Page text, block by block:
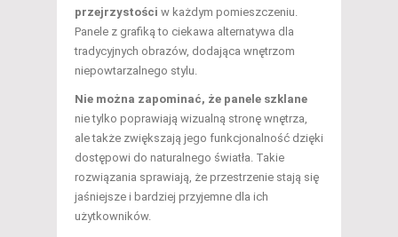
przejrzystości w każdym pomieszczeniu.
Panele z grafiką to ciekawa alternatywa dla
tradycyjnych obrazów, dodająca wnętrzom
niepowtarzalnego stylu.
Nie można zapominać, że panele szklane
nie tylko poprawiają wizualną stronę wnętrza,
ale także zwiększają jego funkcjonalność dzięki
dostępowi do naturalnego światła. Takie
rozwiązania sprawiają, że przestrzenie stają się
jaśniejsze i bardziej przyjemne dla ich
użytkowników.